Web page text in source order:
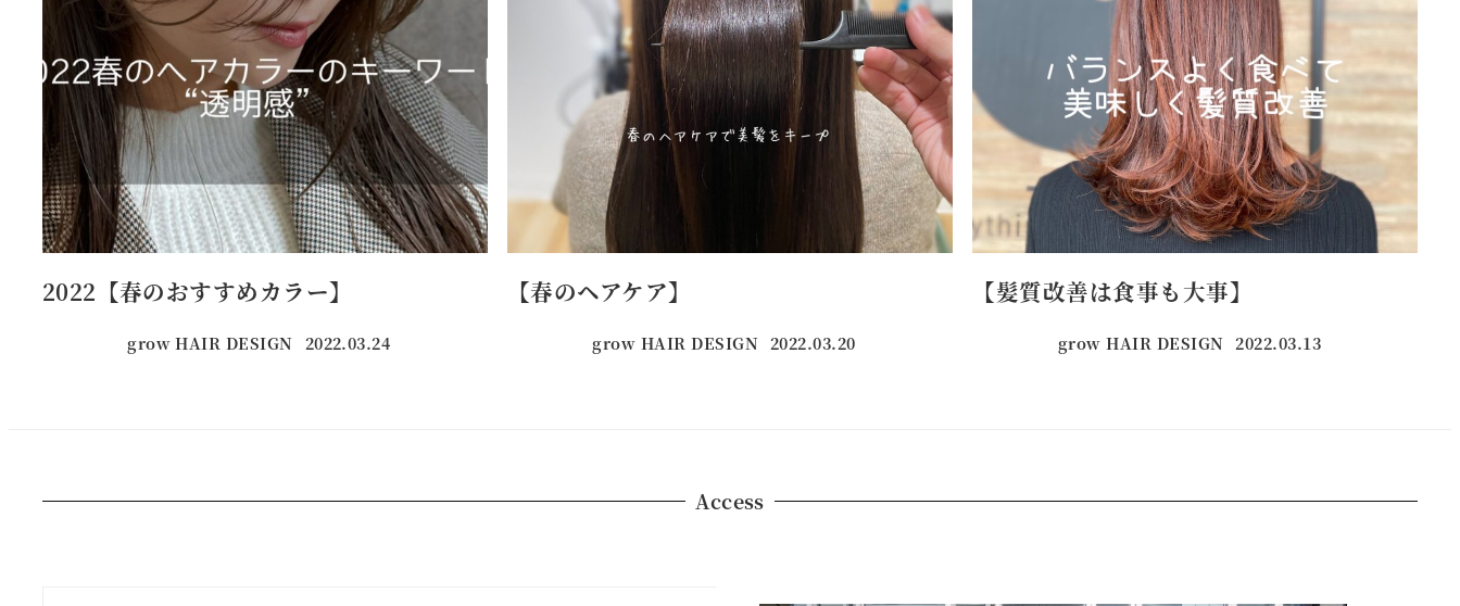
2022【春のおすすめカラー】
grow HAIR DESIGN 投稿日
2022.03.24
【春のヘアケア】
grow HAIR DESIGN 投稿日
2022.03.20
【髪質改善は食事も大事】
grow HAIR DESIGN 投稿日
2022.03.13
Access